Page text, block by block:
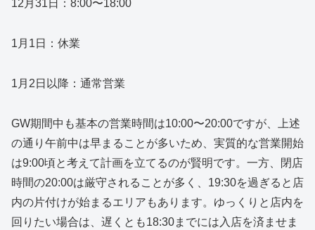
12月31日：8:00〜18:00
1月1日：休業
1月2日以降：通常営業
GW期間中も基本の営業時間は10:00〜20:00ですが、上述
の通り午前中は早まることが多いため、実質的な営業開始
は9:00頃と考えて計画を立てるのが賢明です。一方、閉店
時間の20:00は厳守されることが多く、19:30を過ぎると店
内の片付けが始まるエリアもあります。ゆっくりと店内を
回りたい場合は、遅くとも18:30までには入店を済ませま